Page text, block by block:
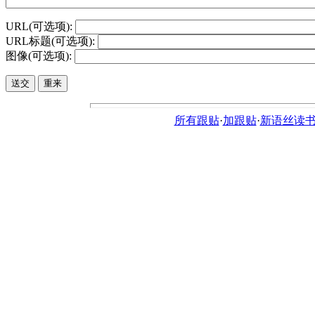
URL(可选项):
URL标题(可选项):
图像(可选项):
所有跟贴·加跟贴·新语丝读